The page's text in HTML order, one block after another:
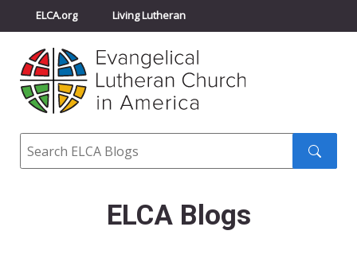
ELCA.org Living Lutheran
Churchwide Assembly
ELCA Directory
Search
ELCA Blogs